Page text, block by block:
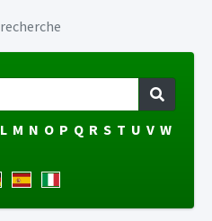
recherche
L M N O P Q R S T U V W